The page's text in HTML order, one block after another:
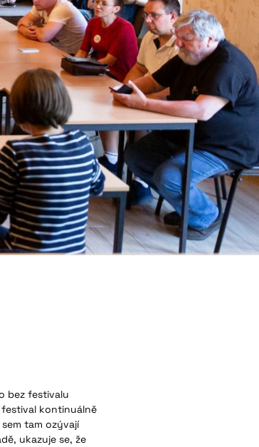
bez festivalu
festival kontinuálně
tam ozývají
ukazuje se, že